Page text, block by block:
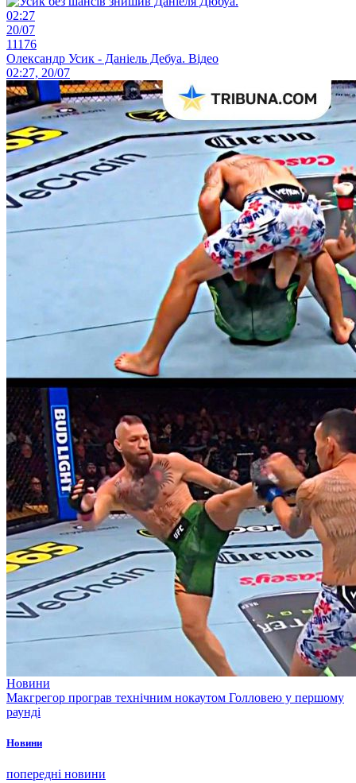
02:27
20/07
11176
Олександр Усик - Даніель Дебуа. Відео
02:27, 20/07
Новини
Макгрегор програв технічним нокаутом Голловею у першому
раунді
Новини
попередні новини